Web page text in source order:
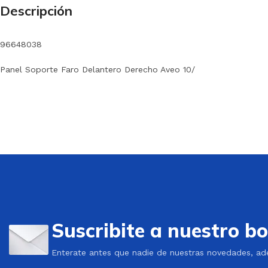
Descripción
96648038
Panel Soporte Faro Delantero Derecho Aveo 10/
Suscribite a nuestro
Enterate antes que nadie de nuestras novedades,